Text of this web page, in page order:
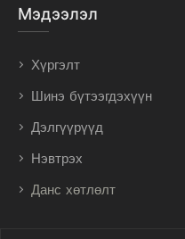
Мэдээлэл
Хүргэлт
Шинэ бүтээгдэхүүн
Дэлгүүрүүд
Нэвтрэх
Данс хөтлөлт